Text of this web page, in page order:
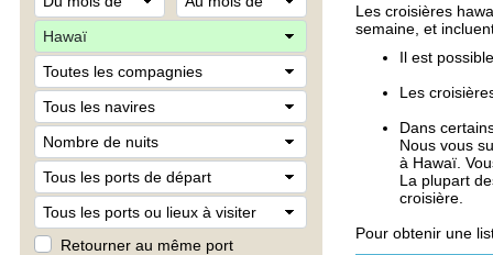
Retourner au même port
Les croisières
semaine, et
Il est
Les
Dans
Nous vous
à Hawaï.
La plupart
croisière.
Pour obtenir une